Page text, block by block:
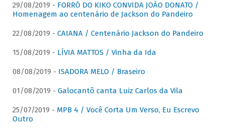
29/08/2019 - FORRÓ DO KIKO CONVIDA JOÃO DONATO /
Homenagem ao centenário de Jackson do Pandeiro
22/08/2019 - CAIANA / Centenário Jackson do Pandeiro
15/08/2019 - LÍVIA MATTOS / Vinha da Ida
08/08/2019 - ISADORA MELO / Braseiro
01/08/2019 - Galocantô canta Luiz Carlos da Vila
25/07/2019 - MPB 4 / Você Corta Um Verso, Eu Escrevo
Outro